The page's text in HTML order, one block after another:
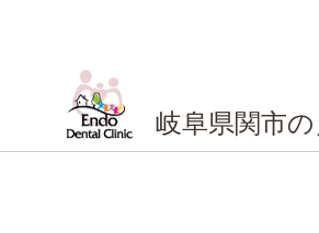
岐阜県関市の